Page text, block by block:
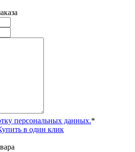
персональных данных.*
в один клик